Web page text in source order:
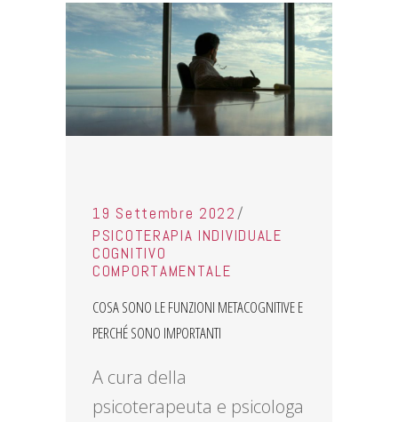
19 Settembre 2022
PSICOTERAPIA INDIVIDUALE
COGNITIVO
COMPORTAMENTALE
COSA SONO LE FUNZIONI METACOGNITIVE E
PERCHÉ SONO IMPORTANTI
A cura della
psicoterapeuta e psicologa